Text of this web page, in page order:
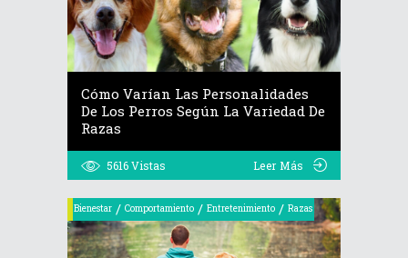
Cómo Varían Las Personalidades
De Los Perros Según La Variedad De
Razas
5616Vistas Leer Más
Bienestar / Comportamiento / Entretenimiento / Razas